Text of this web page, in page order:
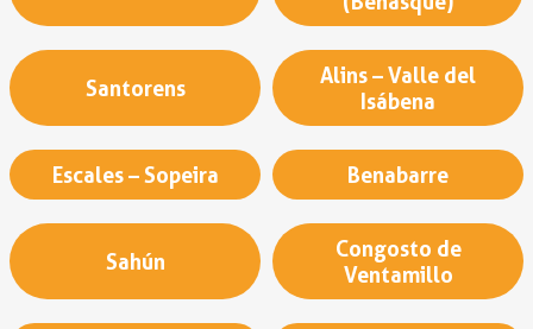
Santorens
Alins – Valle del
Isábena
Escales – Sopeira Benabarre
Sahún
Congosto de
Ventamillo